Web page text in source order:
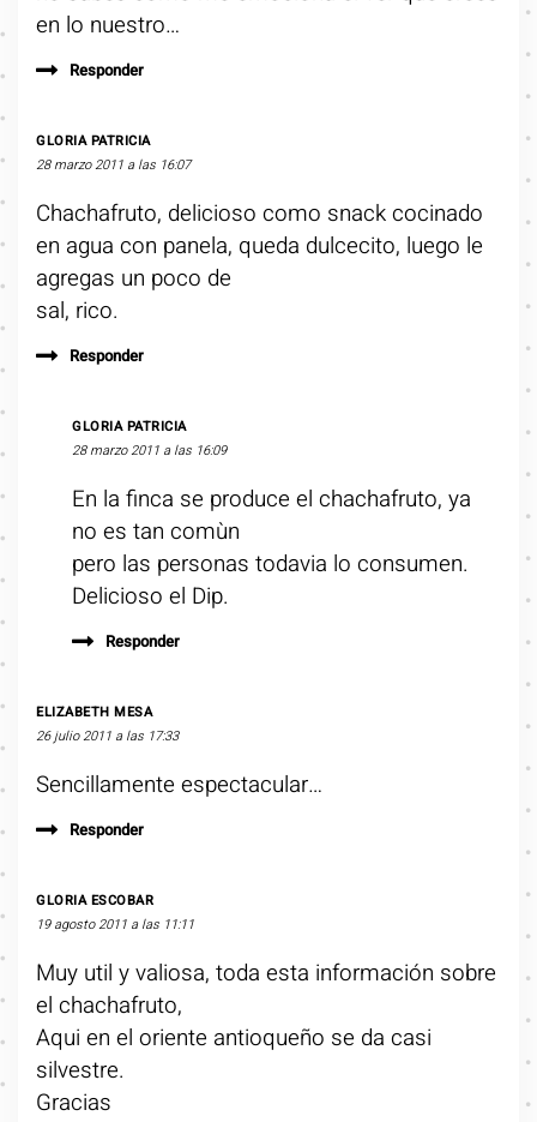
en lo nuestro…
Responder
GLORIA PATRICIA
28 marzo 2011 a las 16:07
Chachafruto, delicioso como snack cocinado
en agua con panela, queda dulcecito, luego le
agregas un poco de
sal, rico.
Responder
GLORIA PATRICIA
28 marzo 2011 a las 16:09
En la finca se produce el chachafruto, ya
no es tan comùn
pero las personas todavia lo consumen.
Delicioso el Dip.
Responder
ELIZABETH MESA
26 julio 2011 a las 17:33
Sencillamente espectacular…
Responder
GLORIA ESCOBAR
19 agosto 2011 a las 11:11
Muy util y valiosa, toda esta información sobre
el chachafruto,
Aqui en el oriente antioqueño se da casi
silvestre.
Gracias